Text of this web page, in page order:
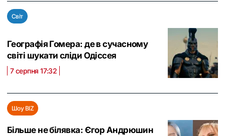
Світ
Географія Гомера: де в сучасному
світі шукати сліди Одіссея
7 серпня 17:32
Шоу BIZ
Більше не білявка: Єгор Андрюшин